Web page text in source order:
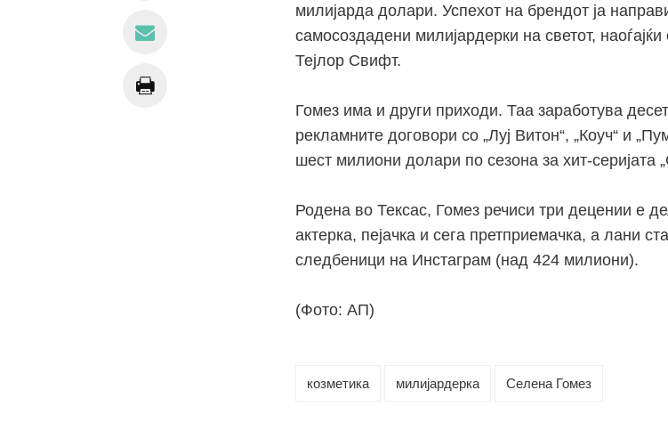
милијарда долари. Успехот на брендот ја
самосоздадени милијардерки на светот,
Тејлор Свифт.
Гомез има и други приходи. Таа заработува
рекламните договори со „Луј Витон“, „Коуч“ и
шест милиони долари по сезона за хит-серијата
Родена во Тексас, Гомез речиси три децении е
актерка, пејачка и сега претприемачка, а лани
следбеници на Инстаграм (над 424 милиони).
(Фото: АП)
козметика милијардерка Селена Гомез